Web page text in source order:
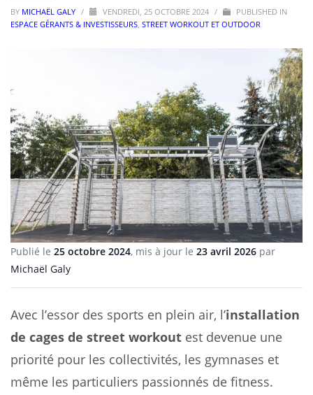
BY MICHAËL GALY / VENDREDI, 25 OCTOBRE 2024 /
PUBLISHED IN
ESPACE GÉRANTS & INVESTISSEURS, STREET WORKOUT ET OUTDOOR
Publié le 25 octobre 2024, mis à jour le 23 avril 2026 par
Michaël Galy
Avec l’essor des sports en plein air, l’installation
de cages de street workout est devenue une
priorité pour les collectivités, les gymnases et
même les particuliers passionnés de fitness.